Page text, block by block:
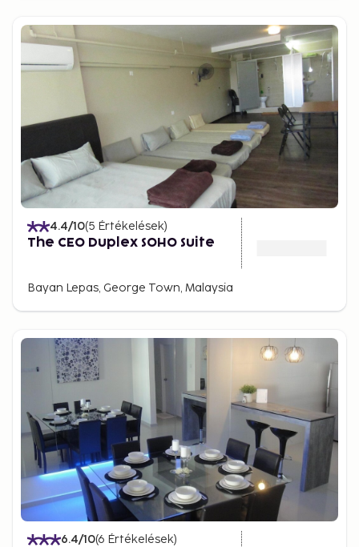
4.4/10(5 Értékelések)
The CEO Duplex SOHO Suite
Bayan Lepas, George Town, Malaysia
6.4/10(6 Értékelések)